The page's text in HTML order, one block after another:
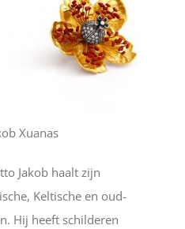
Xuanas
Jakob haalt zijn
Keltische en oud-
Hij heeft schilderen